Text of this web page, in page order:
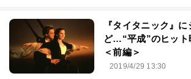
『タイタニック』
ど…“平成”のヒット
＜前編＞
2019/4/29 13:30